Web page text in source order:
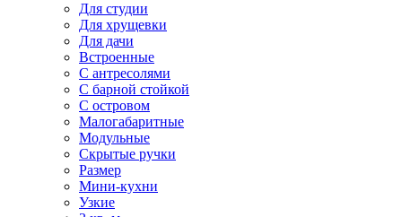
Для студии
Для хрущевки
Для дачи
Встроенные
С антресолями
С барной стойкой
С островом
Малогабаритные
Модульные
Скрытые ручки
Размер
Мини-кухни
Узкие